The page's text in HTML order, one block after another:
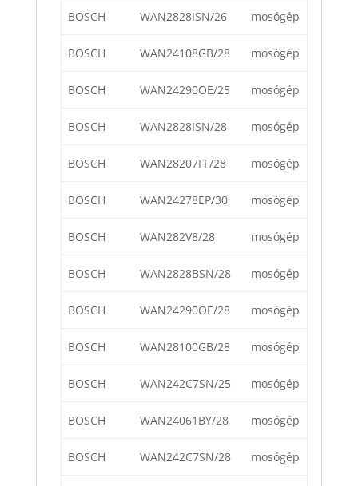
BOSCH WAN2828ISN/26 mosógép
BOSCH WAN24108GB/28 mosógép
BOSCH WAN24290OE/25 mosógép
BOSCH WAN2828ISN/28 mosógép
BOSCH WAN28207FF/28 mosógép
BOSCH WAN24278EP/30 mosógép
BOSCH WAN282V8/28 mosógép
BOSCH WAN2828BSN/28 mosógép
BOSCH WAN24290OE/28 mosógép
BOSCH WAN28100GB/28 mosógép
BOSCH WAN242C7SN/25 mosógép
BOSCH WAN24061BY/28 mosógép
BOSCH WAN242C7SN/28 mosógép